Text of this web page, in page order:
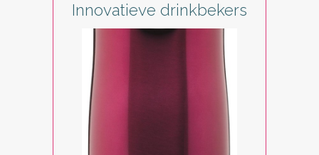
Innovatieve drinkbekers